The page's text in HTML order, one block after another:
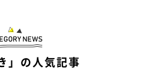
」の人気記事